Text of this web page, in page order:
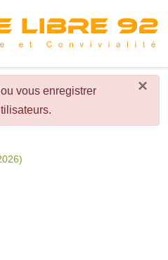
×
vous enregistrer